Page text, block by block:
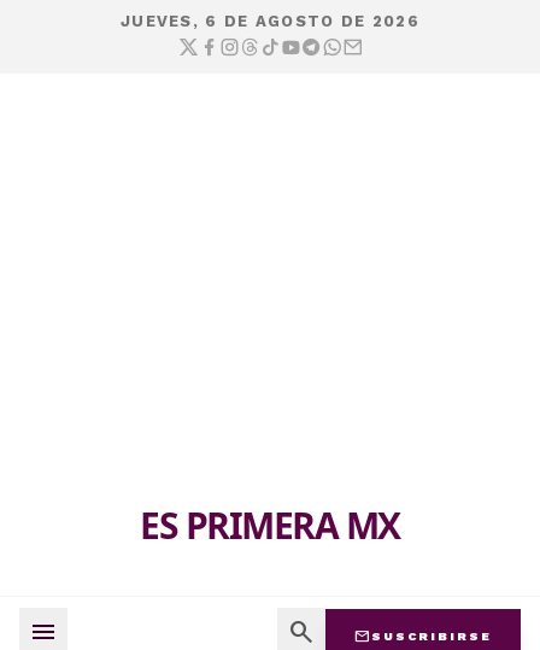
JUEVES, 6 DE AGOSTO DE 2026
ES PRIMERA MX
menu search mail SUSCRIBIRSE